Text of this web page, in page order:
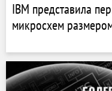
IBM представила
микросхем